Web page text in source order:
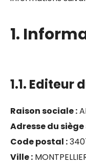
1.
1.1. Editeur
Raison sociale :
Adresse du
Code postal :
Ville :